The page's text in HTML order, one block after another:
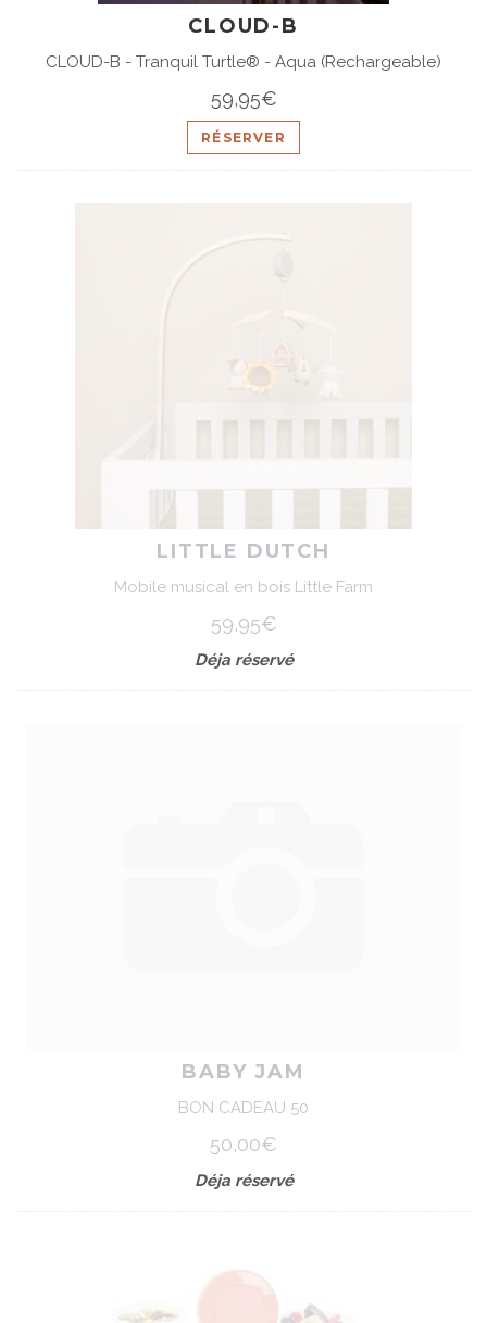
CLOUD-B
CLOUD-B - Tranquil Turtle® - Aqua (Rechargeable)
59,95€
RÉSERVER
LITTLE DUTCH
Mobile musical en bois Little Farm
59,95€
Déja réservé
BABY JAM
BON CADEAU 50
50,00€
Déja réservé